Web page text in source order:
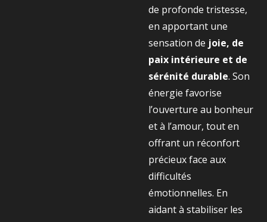
de profonde tristesse,
en apportant une
sensation de joie, de
paix intérieure et de
sérénité durable. Son
énergie favorise
l’ouverture au bonheur
et à l’amour, tout en
offrant un réconfort
précieux face aux
difficultés
émotionnelles. En
aidant à stabiliser les